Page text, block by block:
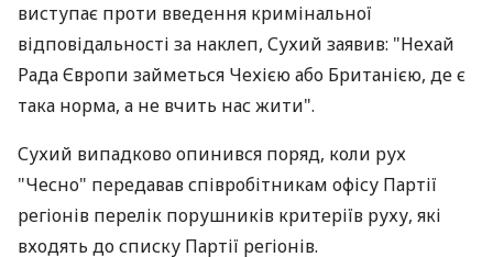
виступає проти введення кримінальної
відповідальності за наклеп, Сухий заявив: "Нехай
Рада Європи займеться Чехією або Британією, де є
така норма, а не вчить нас жити".
Сухий випадково опинився поряд, коли рух
"Чесно" передавав співробітникам офісу Партії
регіонів перелік порушників критеріїв руху, які
входять до списку Партії регіонів.